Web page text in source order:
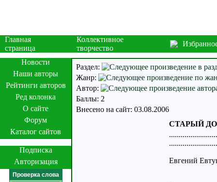
Главная
страница
Коллективное
творчество
Новости
Наши авторы
Рейтинги авторов
Ред колонка
О сайте
Форум
Каталог сайтов
Подписка
Авторизация
Проверка слова
Раздел:
Жанр:
Автор:
Баллы: 2
Внесено на сайт: 03.08.2006
СТАРЫЙ
Евгений